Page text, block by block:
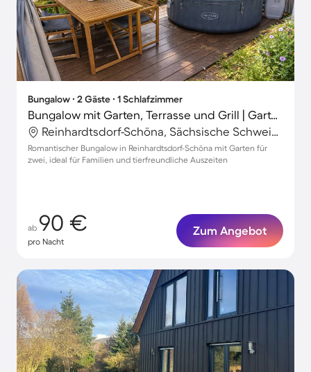
Bungalow ∙ 2 Gäste ∙ 1 Schlafzimmer
Bungalow mit Garten, Terrasse und Grill | Gartenblick
Reinhardtsdorf-Schöna, Sächsische Schweiz-Osterzgebirge, Deutschland
Romantischer Bungalow in Reinhardtsdorf-Schöna mit Garten für
zwei, ideal für Familien und tierfreundliche Auszeiten
ab 90 €
pro Nacht
Zum Angebot